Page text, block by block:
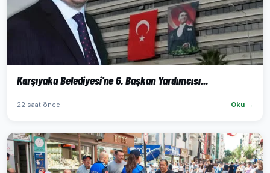
Karşıyaka Belediyesi'ne 6. Başkan Yardımcısı...
22 saat önce Oku →